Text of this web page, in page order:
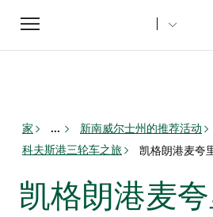
Toggle
navigation
家 ... 新南威尔士州的推荐活动
科夫斯港三轮车之旅
凯格朗港麦夸
凯格朗港麦